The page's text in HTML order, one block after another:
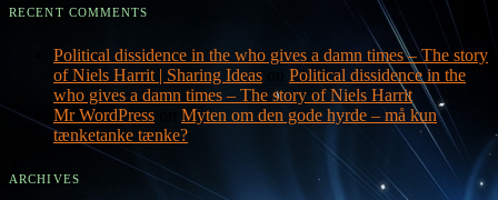
RECENT COMMENTS
Political dissidence in the who gives a damn times – The story
of Niels Harrit | Sharing Ideas
Political dissidence in the
who gives a damn times – The story of Niels Harrit
Mr WordPress
Myten om den gode hyrde – må kun
tænketanke tænke?
ARCHIVES